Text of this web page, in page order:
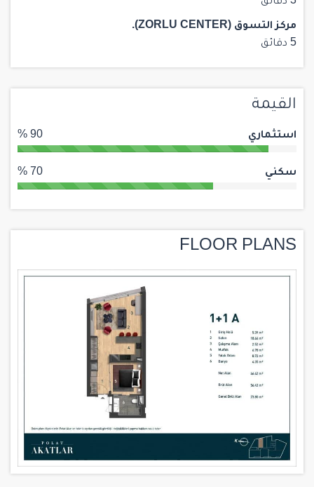
مركز التسوق (ZORLU CENTER).
5 دقائق
القيمة
استثماري 90 %
سكني 70 %
FLOOR PLANS